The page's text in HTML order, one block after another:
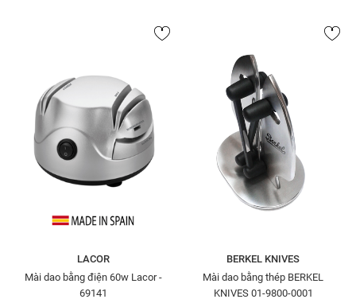
LACOR
Mài dao bằng điện 60w Lacor -
69141
BERKEL KNIVES
Mài dao bằng thép BERKEL
KNIVES 01-9800-0001